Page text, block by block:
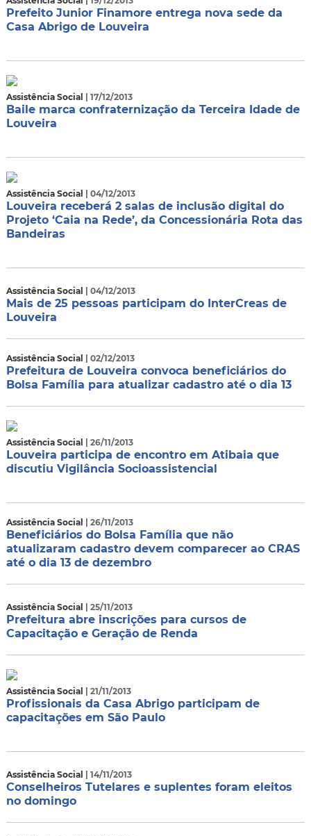
Prefeito Junior Finamore entrega nova sede da
Casa Abrigo de Louveira
Assistência Social | 17/12/2013
Baile marca confraternização da Terceira Idade de
Louveira
Assistência Social | 04/12/2013
Louveira receberá 2 salas de inclusão digital do
Projeto ‘Caia na Rede’, da Concessionária Rota das
Bandeiras
Assistência Social | 04/12/2013
Mais de 25 pessoas participam do InterCreas de
Louveira
Assistência Social | 02/12/2013
Prefeitura de Louveira convoca beneficiários do
Bolsa Família para atualizar cadastro até o dia 13
Assistência Social | 26/11/2013
Louveira participa de encontro em Atibaia que
discutiu Vigilância Socioassistencial
Assistência Social | 26/11/2013
Beneficiários do Bolsa Família que não
atualizaram cadastro devem comparecer ao CRAS
até o dia 13 de dezembro
Assistência Social | 25/11/2013
Prefeitura abre inscrições para cursos de
Capacitação e Geração de Renda
Assistência Social | 21/11/2013
Profissionais da Casa Abrigo participam de
capacitações em São Paulo
Assistência Social | 14/11/2013
Conselheiros Tutelares e suplentes foram eleitos
no domingo